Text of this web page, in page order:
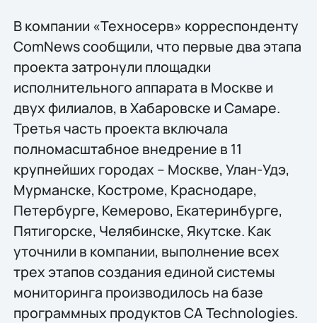
В компании «Техносерв» корреспонденту
ComNews сообщили, что первые два этапа
проекта затронули площадки
исполнительного аппарата в Москве и
двух филиалов, в Хабаровске и Самаре.
Третья часть проекта включала
полномасштабное внедрение в 11
крупнейших городах – Москве, Улан-Удэ,
Мурманске, Костроме, Краснодаре,
Петербурге, Кемерово, Екатеринбурге,
Пятигорске, Челябинске, Якутске. Как
уточнили в компании, выполнение всех
трех этапов создания единой системы
мониторинга производилось на базе
программных продуктов CA Technologies.